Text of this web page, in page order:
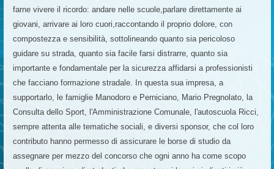
farne vivere il ricordo: andare nelle scuole,parlare direttamente ai
giovani, arrivare ai loro cuori,raccontando il proprio dolore, con
compostezza e sensibilità, sottolineando quanto sia pericoloso
guidare su strada, quanto sia facile farsi distrarre, quanto sia
importante e fondamentale per la sicurezza affidarsi a professionisti
che facciano formazione stradale. In questa sua impresa, a
supportarlo, le famiglie Manodoro e Perniciano, Mario Pregnolato, la
Consulta dello Sport, l'Amministrazione Comunale, l'autoscuola Ricci,
sempre attenta alle tematiche sociali, e diversi sponsor, che col loro
contributo hanno permesso di assicurare le borse di studio da
assegnare per mezzo del concorso che ogni anno ha come scopo